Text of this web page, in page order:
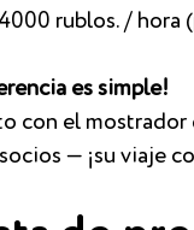
rublos. / hora
es simple!
con el
— ¡su viaje